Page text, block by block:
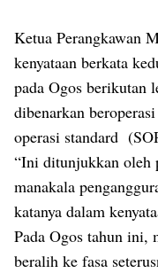
Ketua Perangkawan
kenyataan berkata
pada Ogos berikutan
dibenarkan
operasi standard
“Ini ditunjukkan oleh
manakala
katanya dalam
Pada Ogos tahun ini,
beralih ke fasa